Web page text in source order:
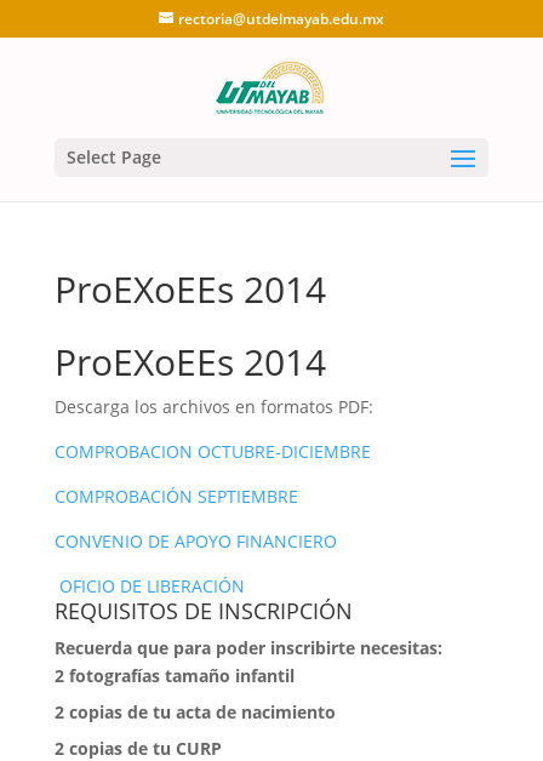
rectoria@utdelmayab.edu.mx
Select Page
ProEXoEEs 2014
ProEXoEEs 2014
Descarga los archivos en formatos PDF:
COMPROBACION OCTUBRE-DICIEMBRE
COMPROBACIÓN SEPTIEMBRE
CONVENIO DE APOYO FINANCIERO
OFICIO DE LIBERACIÓN
REQUISITOS DE INSCRIPCIÓN
Recuerda que para poder inscribirte necesitas:
2 fotografías tamaño infantil
⁠2 copias de tu acta de nacimiento
⁠2 copias de tu CURP